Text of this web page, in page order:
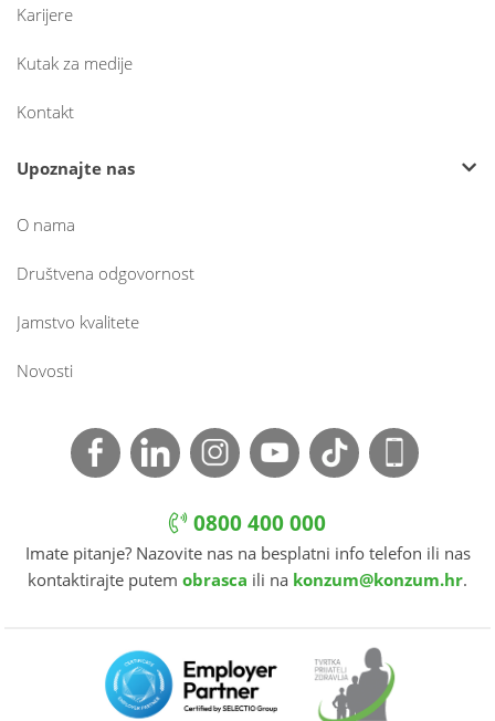
Karijere
Kutak za medije
Kontakt
Upoznajte nas
O nama
Društvena odgovornost
Jamstvo kvalitete
Novosti
0800 400 000
Imate pitanje? Nazovite nas na besplatni info telefon ili nas
kontaktirajte putem obrasca ili na konzum@konzum.hr.